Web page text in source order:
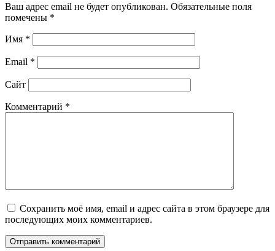
Ваш адрес email не будет опубликован. Обязательные поля
помечены *
Имя *
Email *
Сайт
Комментарий *
Сохранить моё имя, email и адрес сайта в этом браузере для
последующих моих комментариев.